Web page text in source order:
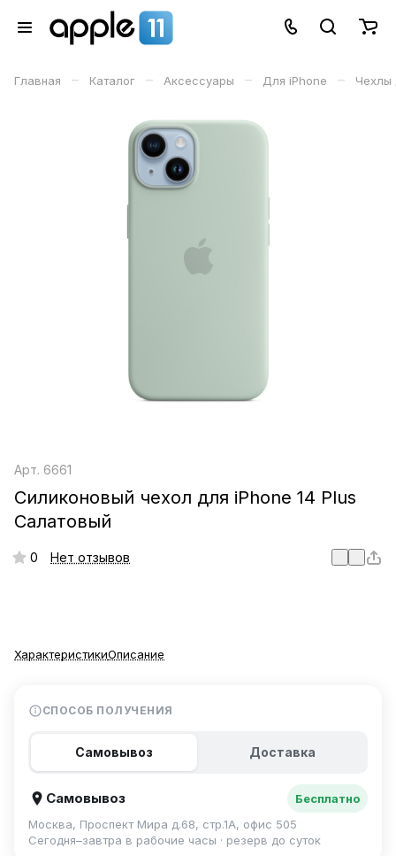
Главная – Каталог – Аксессуары – Для iPhone – Чехлы
Арт. 6661
Силиконовый чехол для iPhone 14 Plus
Салатовый
0 Нет отзывов
ХарактеристикиОписание
СПОСОБ ПОЛУЧЕНИЯ
Самовывоз Доставка
Самовывоз
Бесплатно
Москва, Проспект Мира д.68, стр.1А, офис 505
Сегодня–завтра в рабочие часы · резерв до суток